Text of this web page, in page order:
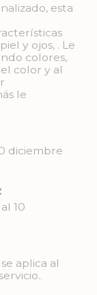
esta
y ojos, . Le
colores,
color y al
le
diciembre
10
aplica al